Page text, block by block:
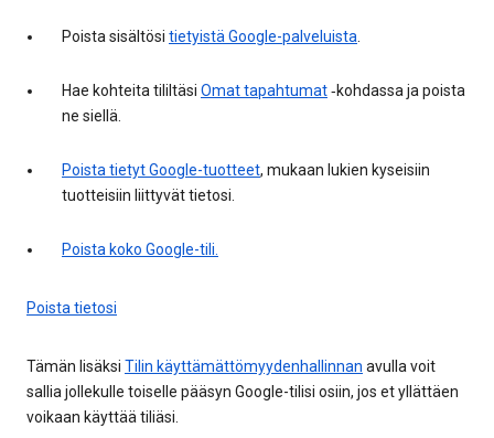
Poista sisältösi tietyistä Google-palveluista
Hae kohteita tililtäsi Omat tapahtumat‑kohdassa ja poista
ne siellä.
Poista tietyt Google-tuotteet, mukaan lukien kyseisiin
tuotteisiin liittyvät tietosi.
Poista koko Google-tili.
Poista tietosi
Tämän lisäksi Tilin käyttämättömyydenhallinnan avulla voit
sallia jollekulle toiselle pääsyn Google-tilisi osiin, jos et yllättäen
voikaan käyttää tiliäsi.